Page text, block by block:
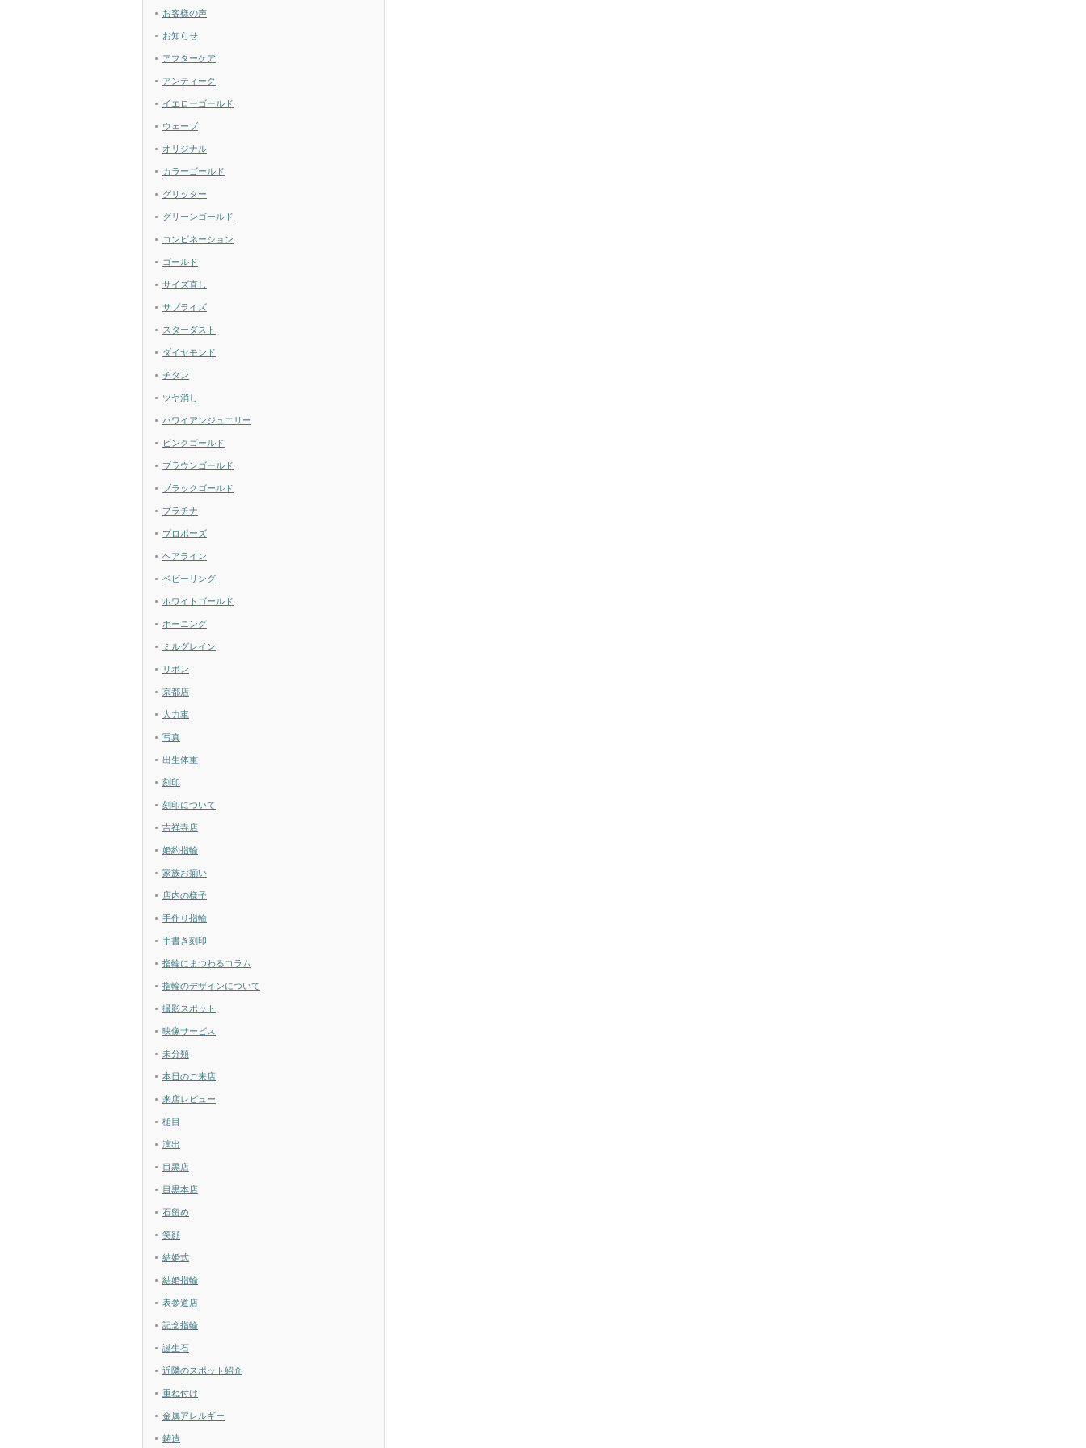
お客様の声
お知らせ
アフターケア
アンティーク
イエローゴールド
ウェーブ
オリジナル
カラーゴールド
グリッター
グリーンゴールド
コンビネーション
ゴールド
サイズ直し
サプライズ
スターダスト
ダイヤモンド
チタン
ツヤ消し
ハワイアンジュエリー
ピンクゴールド
ブラウンゴールド
ブラックゴールド
プラチナ
プロポーズ
ヘアライン
ベビーリング
ホワイトゴールド
ホーニング
ミルグレイン
リボン
京都店
人力車
写真
出生体重
刻印
刻印について
吉祥寺店
婚約指輪
家族お揃い
店内の様子
手作り指輪
手書き刻印
指輪にまつわるコラム
指輪のデザインについて
撮影スポット
映像サービス
未分類
本日のご来店
来店レビュー
槌目
演出
目黒店
目黒本店
石留め
笑顔
結婚式
結婚指輪
表参道店
記念指輪
誕生石
近隣のスポット紹介
重ね付け
金属アレルギー
鋳造